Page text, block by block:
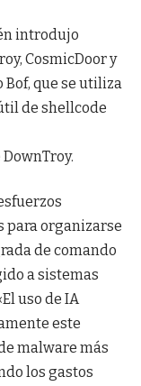
introdujo
CosmicDoor y
que se utiliza
de shellcode
para organizarse
de comando
a sistemas
uso de IA
este
malware más
los gastos